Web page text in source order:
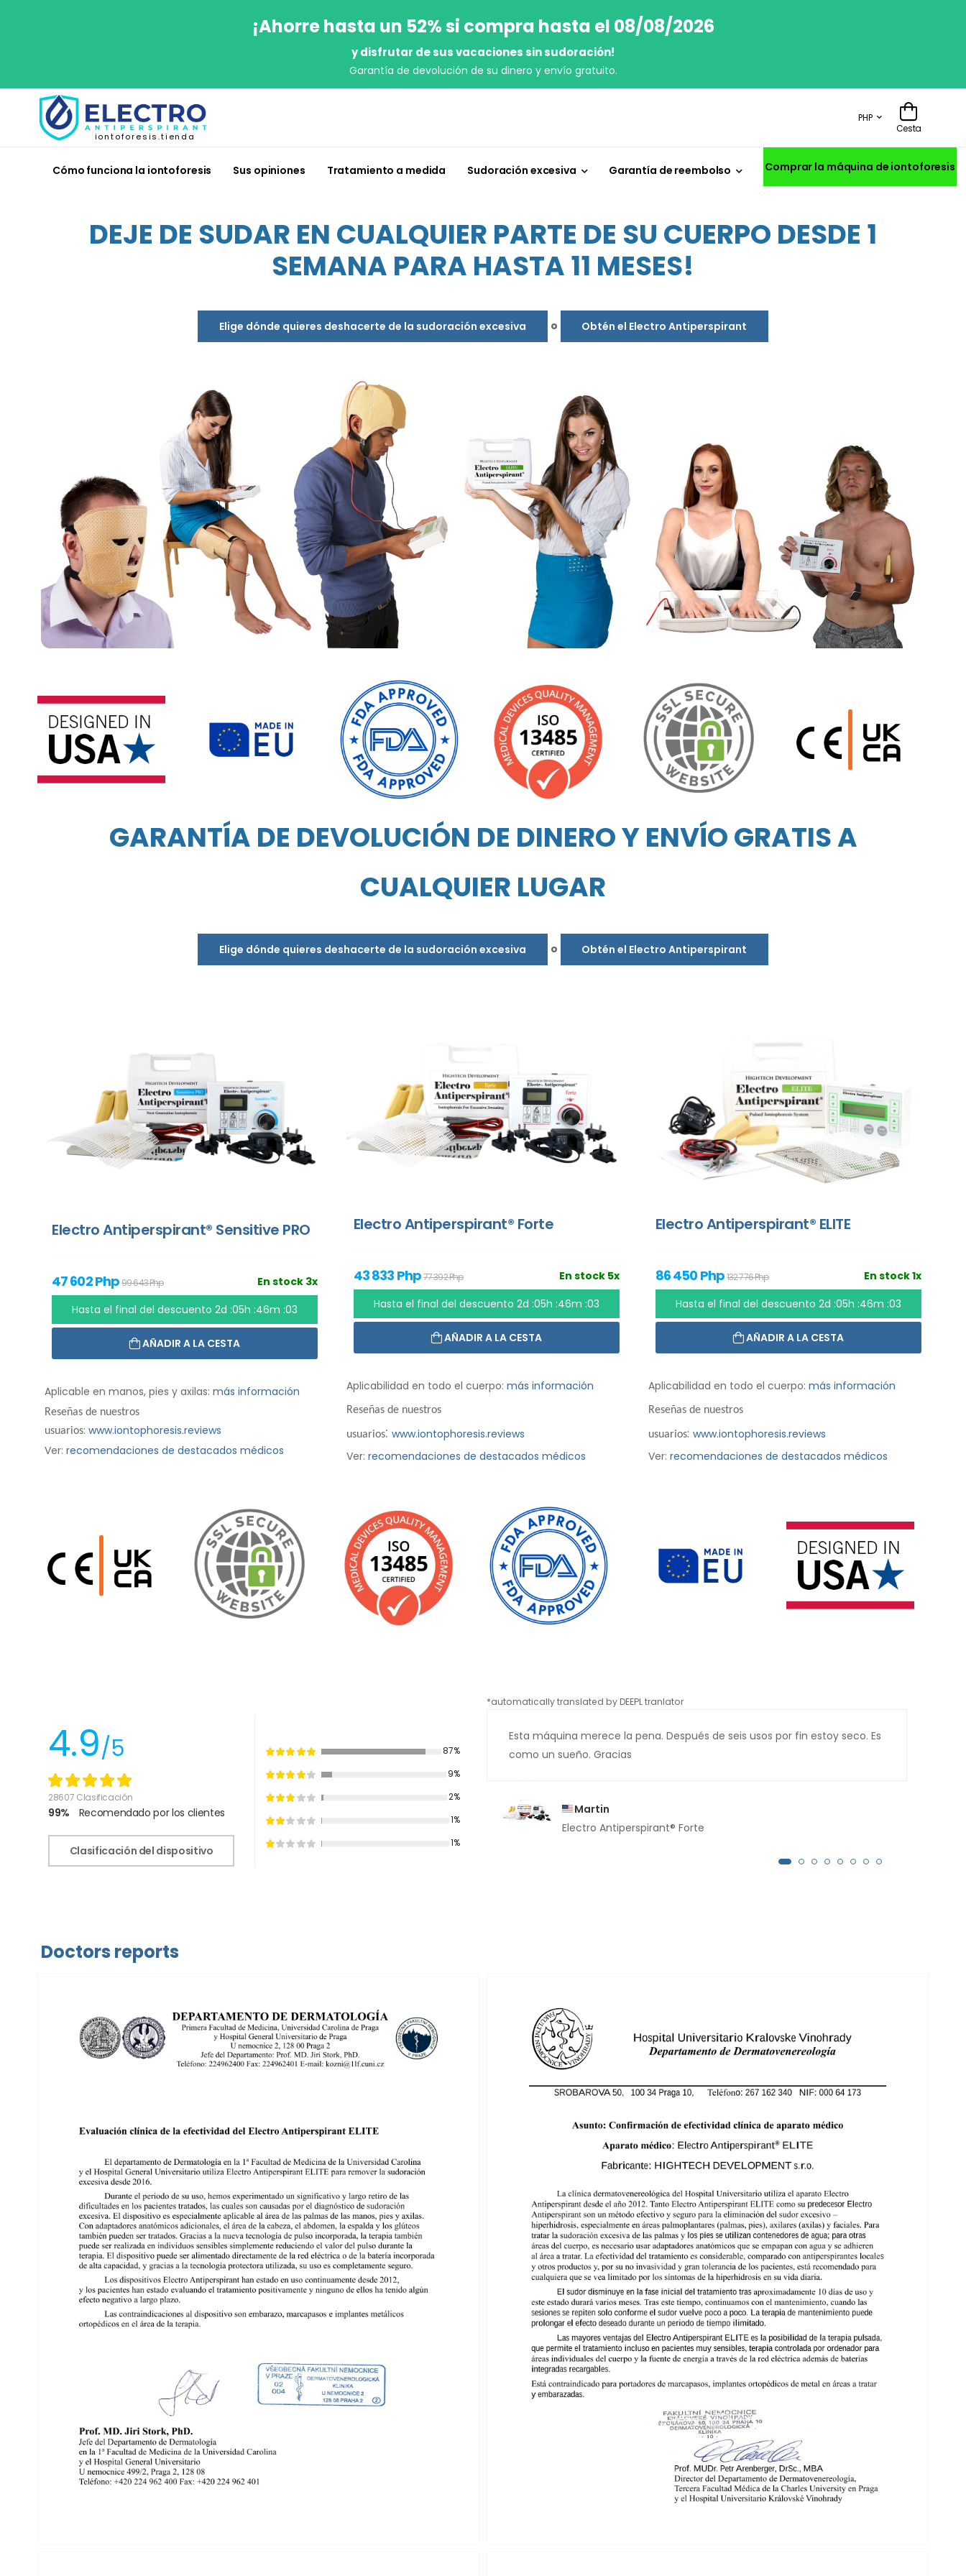
¡Ahorre hasta un 52% si compra hasta el 08/08/2026
y disfrutar de sus vacaciones sin sudoración!
Garantía de devolución de su dinero y envío gratuito.
iontoforesis.tienda
PHP
Cesta
Cómo funciona la iontoforesis Sus opiniones Tratamiento a medida Sudoración excesiva Garantía de reembolso Comprar la máquina de iontoforesis
DEJE DE SUDAR EN CUALQUIER PARTE DE SU CUERPO DESDE 1
SEMANA PARA HASTA 11 MESES!
Elige dónde quieres deshacerte de la sudoración excesiva o Obtén el Electro Antiperspirant
GARANTÍA DE DEVOLUCIÓN DE DINERO Y ENVÍO GRATIS A
CUALQUIER LUGAR
Elige dónde quieres deshacerte de la sudoración excesiva o Obtén el Electro Antiperspirant
Electro Antiperspirant® Sensitive PRO
En stock 3x
47 602 Php99 643 Php
Hasta el final del descuento2d :05h :46m :01
AÑADIR A LA CESTA
Aplicable en manos, pies y axilas: más información
Reseñas de nuestros
usuarios: www.iontophoresis.reviews
Ver: recomendaciones de destacados médicos
Electro Antiperspirant® Forte
En stock 5x
43 833 Php77 392 Php
Hasta el final del descuento2d :05h :46m :01
AÑADIR A LA CESTA
Aplicabilidad en todo el cuerpo: más información
Reseñas de nuestros
usuarios: www.iontophoresis.reviews
Ver: recomendaciones de destacados médicos
Electro Antiperspirant® ELITE
En stock 1x
86 450 Php132 776 Php
Hasta el final del descuento2d :05h :46m :01
AÑADIR A LA CESTA
Aplicabilidad en todo el cuerpo: más información
Reseñas de nuestros
usuarios: www.iontophoresis.reviews
Ver: recomendaciones de destacados médicos
4.9/5
28607 Clasificación
99% Recomendado por los clientes
Clasificación del dispositivo
87%
9%
2%
1%
1%
*automatically translated by DEEPL tranlator
Esta máquina merece la pena. Después de seis usos por fin estoy seco. Es
como un sueño. Gracias
Martin
Electro Antiperspirant® Forte
Doctors reports